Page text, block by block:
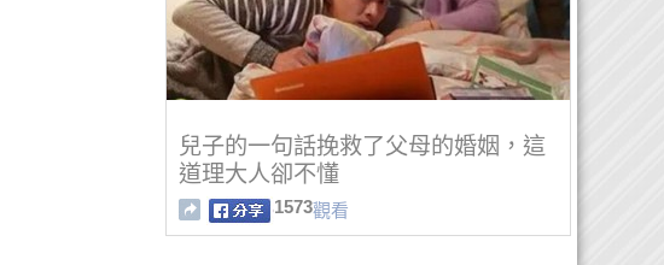
兒子的一句話挽救了父母的婚姻，這
道理大人卻不懂
1573觀看